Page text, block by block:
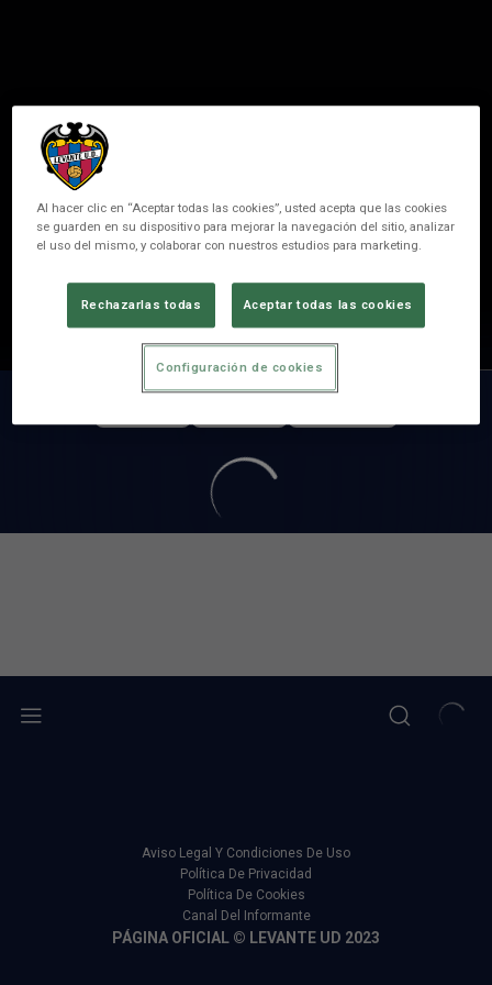
MIRALLES
POSICIÓN
PARTIDOS
0
GOLES
0
ASISTENCIAS
0
Aviso Legal Y Condiciones De Uso
Política De Privacidad
Política De Cookies
Canal Del Informante
PÁGINA OFICIAL © LEVANTE UD 2023
Al hacer clic en “Aceptar todas las cookies”, usted acepta que las cookies
se guarden en su dispositivo para mejorar la navegación del sitio, analizar
el uso del mismo, y colaborar con nuestros estudios para marketing.
Rechazarlas todas Aceptar todas las cookies
Configuración de cookies